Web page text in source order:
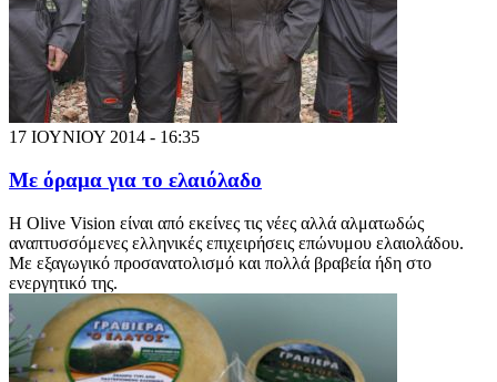
17 ΙΟΥΝΙΟΥ 2014 - 16:35
Με όραμα για το ελαιόλαδο
Η Olive Vision είναι από εκείνες τις νέες αλλά αλματωδώς
αναπτυσσόμενες ελληνικές επιχειρήσεις επώνυμου ελαιολάδου.
Με εξαγωγικό προσανατολισμό και πολλά βραβεία ήδη στο
ενεργητικό της.